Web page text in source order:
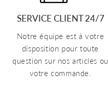
SERVICE CLIENT 24/7
Notre équipe est à votre
disposition pour toute
question sur nos articles ou
votre commande.